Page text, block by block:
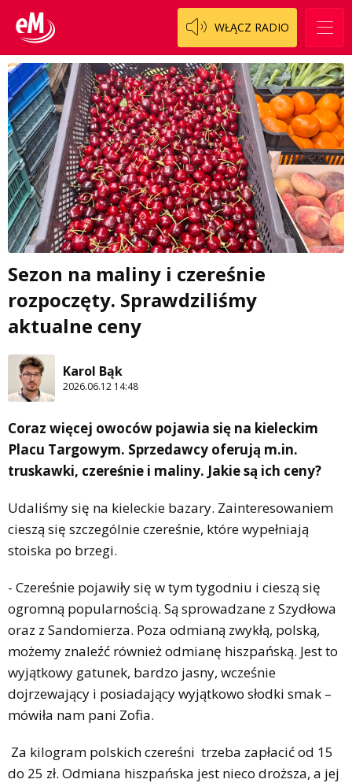
WŁĄCZ RADIO
Sezon na maliny i czereśnie
rozpoczęty. Sprawdziliśmy
aktualne ceny
Karol Bąk
2026.06.12 14:48
Coraz więcej owoców pojawia się na kieleckim
Placu Targowym. Sprzedawcy oferują m.in.
truskawki, czereśnie i maliny. Jakie są ich ceny?
Udaliśmy się na kieleckie bazary. Zainteresowaniem
cieszą się szczególnie czereśnie, które wypełniają
stoiska po brzegi.
- Czereśnie pojawiły się w tym tygodniu i cieszą się
ogromną popularnością. Są sprowadzane z Szydłowa
oraz z Sandomierza. Poza odmianą zwykłą, polską,
możemy znaleźć również odmianę hiszpańską. Jest to
wyjątkowy gatunek, bardzo jasny, wcześnie
dojrzewający i posiadający wyjątkowo słodki smak –
mówiła nam pani Zofia.
Za kilogram polskich czereśni trzeba zapłacić od 15
do 25 zł. Odmiana hiszpańska jest nieco droższa, a jej